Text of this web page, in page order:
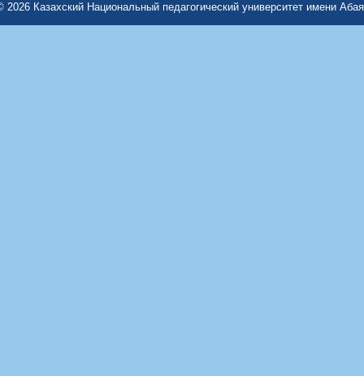
2026 Казахский Национальный педагогический университет имени Абая